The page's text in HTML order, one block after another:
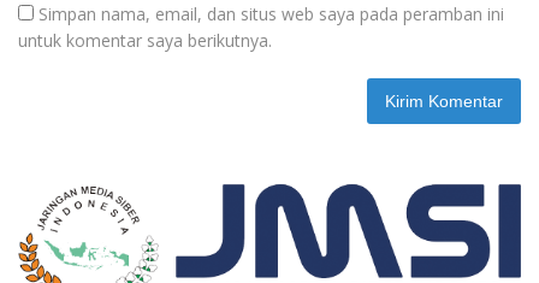
Simpan nama, email, dan situs web saya pada peramban ini
untuk komentar saya berikutnya.